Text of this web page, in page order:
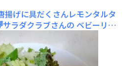
揚げに具だくさんレモンタルタ
ラダクラブさんの ベビーリー
りごまドレッシング掛け焼きそ
ヨネーズ